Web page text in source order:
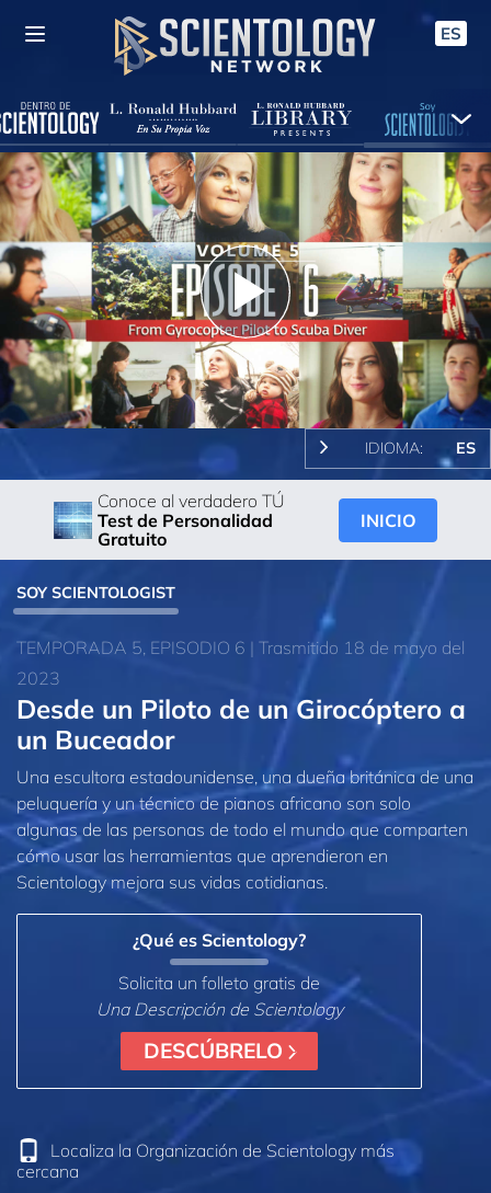
ES
Play
Video
IDIOMA: ES
Conoce al verdadero TÚ
Test de Personalidad
Gratuito
INICIO
SOY SCIENTOLOGIST
TEMPORADA 5, EPISODIO 6 | Trasmitido 18 de mayo del
2023
Desde un Piloto de un Girocóptero a
un Buceador
Una escultora estadounidense, una dueña británica de una
peluquería y un técnico de pianos africano son solo
algunas de las personas de todo el mundo que comparten
cómo usar las herramientas que aprendieron en
Scientology mejora sus vidas cotidianas.
¿Qué es Scientology?
Solicita un folleto gratis de
Una Descripción de Scientology
DESCÚBRELO
Localiza la Organización de Scientology más
cercana